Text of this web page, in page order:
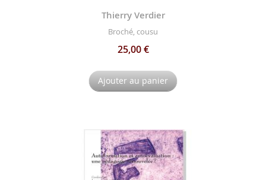
Thierry Verdier
Broché, cousu
25,00 €
Ajouter au panier